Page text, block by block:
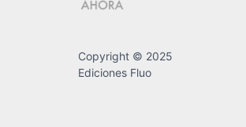
Copyright © 2025
Ediciones Fluo